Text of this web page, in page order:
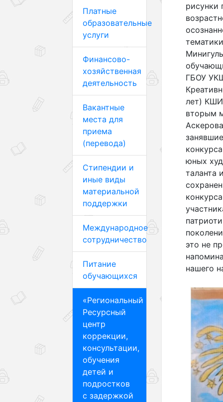
Платные
образовательные
услуги
Финансово-
хозяйственная
деятельность
Вакантные
места для
приема
(перевода)
Стипендии и
иные виды
материальной
поддержки
Международное
сотрудничество
Питание
обучающихся
«Региональный
Ресурсный
центр
коррекции,
консультации,
обучения
детей и
подростков
с задержкой
рисунки
ГБОУ
лет) КШИ
вторым
юных
таланта
это не
нашего